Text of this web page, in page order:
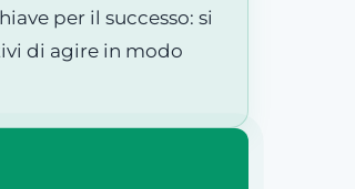
per il successo: si
di agire in modo